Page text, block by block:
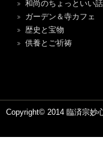
和尚のちょっといい話
ガーデン＆寺カフェ
歴史と宝物
供養とご祈祷
Copyright© 2014 臨済宗妙